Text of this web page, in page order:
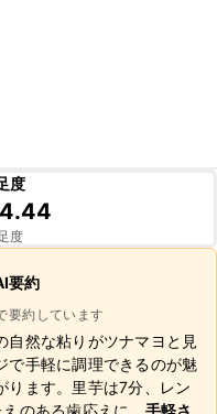
度
4.44
度
要約
要約しています
自然な粘りがツナマヨと見
で手軽に調理できるのが魅
ります。里芋は7分、レン
のある歯応えに。 手軽さ